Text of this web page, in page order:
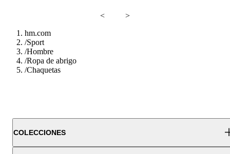
<
>
hm.com
/Sport
/Hombre
/Ropa de abrigo
/Chaquetas
COLECCIONES